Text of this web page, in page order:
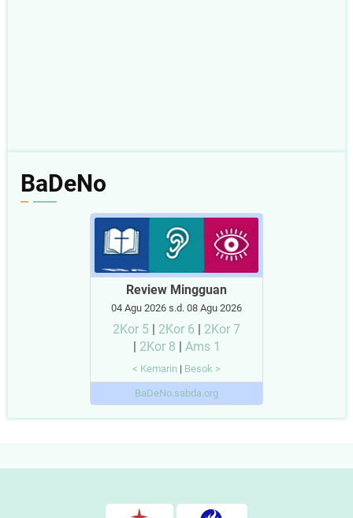
BaDeNo
Review Mingguan
04 Agu 2026 s.d. 08 Agu 2026
2Kor 5 | 2Kor 6 | 2Kor 7
| 2Kor 8 | Ams 1
< Kemarin | Besok >
BaDeNo.sabda.org